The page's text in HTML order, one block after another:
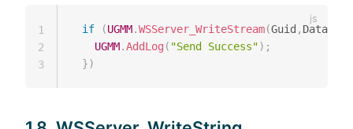
if (UGMM.WSServer_WriteStream(Guid , Data
UGMM.AddLog ( "Send Success") ;
})
1
2
3